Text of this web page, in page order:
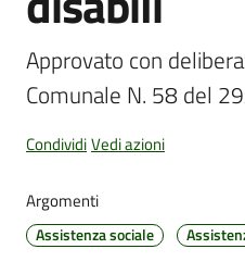
Amministrazione
Trasparente
Tutti
gli
Approvato con
Comunale N. 58 del
CondividiVedi azioni
Argomenti
Assistenza sociale